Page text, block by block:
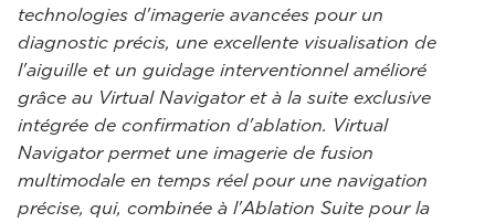
technologies d'imagerie avancées pour un
diagnostic précis, une excellente visualisation de
l'aiguille et un guidage interventionnel amélioré
grâce au Virtual Navigator et à la suite exclusive
intégrée de confirmation d'ablation. Virtual
Navigator permet une imagerie de fusion
multimodale en temps réel pour une navigation
précise, qui, combinée à l'Ablation Suite pour la